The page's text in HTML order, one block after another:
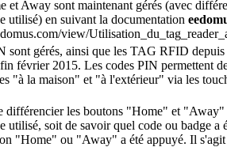
et Away sont maintenant gérés (avec
utilisé) en suivant la documentation
view/
sont gérés, ainsi que les TAG RFID
février 2015. Les codes PIN permettent
"à la maison" et "à l'extérieur" via les
différencier les boutons "Home" et "Away"
utilisé, soit de savoir quel code ou badge a
"Home" ou "Away" a été appuyé. Il